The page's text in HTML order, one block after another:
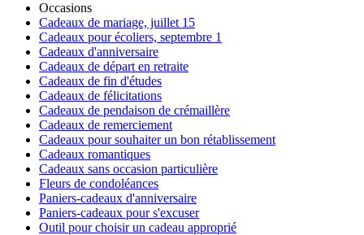
Occasions
Cadeaux de mariage, juillet 15
Cadeaux pour écoliers, septembre 1
Cadeaux d'anniversaire
Cadeaux de départ en retraite
Cadeaux de fin d'études
Cadeaux de félicitations
Cadeaux de pendaison de crémaillère
Cadeaux de remerciement
Cadeaux pour souhaiter un bon rétablissement
Cadeaux romantiques
Cadeaux sans occasion particulière
Fleurs de condoléances
Paniers-cadeaux d'anniversaire
Paniers-cadeaux pour s'excuser
Outil pour choisir un cadeau approprié